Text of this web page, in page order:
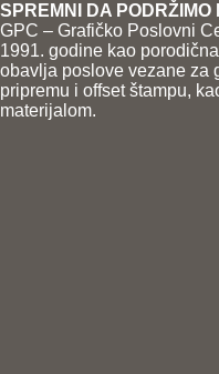
SPREMNI DA
GPC – Grafičko Poslovni
1991. godine kao
obavlja poslove vezane za
pripremu i offset štampu,
materijalom.